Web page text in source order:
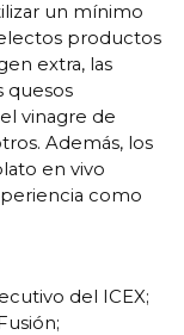
un mínimo
productos
extra, las
quesos
vinagre de
Además, los
en vivo
como
del ICEX;